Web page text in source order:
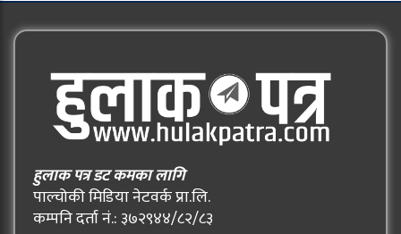
हुलाक पत्र डट कमका लागि
पाल्चोकी मिडिया नेटवर्क प्रा.लि.
कम्पनि दर्ता नं.: ३७२९४४/८२/८३